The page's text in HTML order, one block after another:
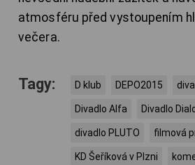
atmosféru před vystoupením
večera.
Tagy: D klub DEPO2015
Divadlo Alfa Divadlo
divadlo PLUTO filmová
KD Šeříková v Plzni